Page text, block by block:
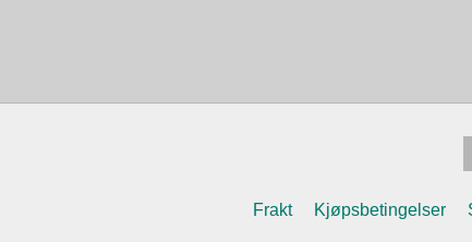
Frakt Kjøpsbetingelser